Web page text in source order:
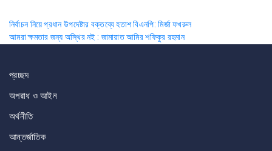
Post
navigation
নির্বাচন নিয়ে প্রধান উপদেষ্টার বক্তব্যে হতাশ বিএনপি: মির্জা ফখরুল
আমরা ক্ষমতার জন্য অস্থির নই : জামায়াত আমির শফিকুর রহমান
প্রচ্ছদ
অপরাধ ও আইন
অর্থনীতি
আন্তর্জাতিক